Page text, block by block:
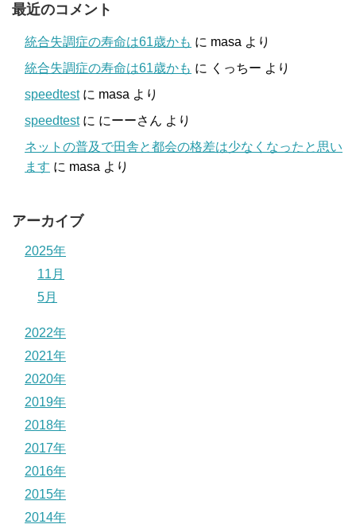
最近のコメント
統合失調症の寿命は61歳かも に masa より
統合失調症の寿命は61歳かも に くっちー より
speedtestに masa より
speedtestに にーーさん より
ネットの普及で田舎と都会の格差は少なくなったと思い
ます に masa より
アーカイブ
2025年
11月
5月
2022年
2021年
2020年
2019年
2018年
2017年
2016年
2015年
2014年